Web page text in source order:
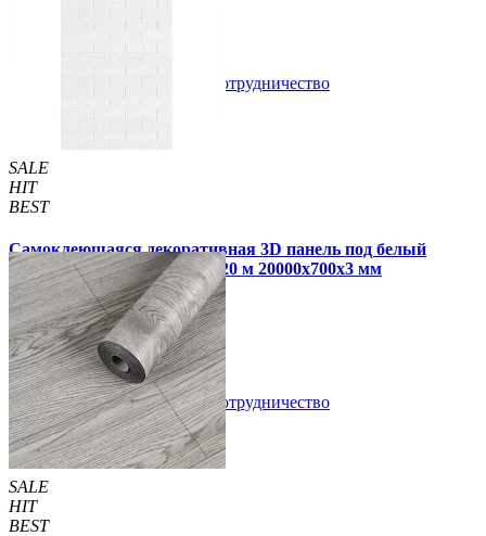
В закладки Сотрудничество
SALE
HIT
BEST
Самоклеющаяся декоративная 3D панель под белый
матовый кирпич в рулоне 20 м 20000x700x3 мм
1 850 грн./шт 2 899 грн./шт
Купить В закладки Сотрудничество
SALE
HIT
BEST